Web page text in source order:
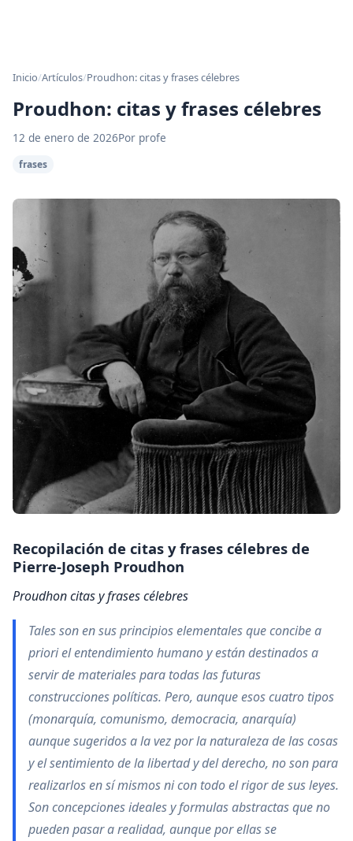
Inicio/Artículos/Proudhon: citas y frases célebres
Proudhon: citas y frases célebres
12 de enero de 2026Por profe
frases
Recopilación de citas yfrases célebres de
Pierre-Joseph Proudhon
Proudhon citas y frases célebres
Tales son en sus principios elementales que concibe a
priori el entendimiento humano y están destinados a
servir de materiales para todas las futuras
construcciones políticas. Pero, aunque esos cuatro tipos
(monarquía, comunismo, democracia, anarquía)
aunque sugeridos a la vez por la naturaleza de las cosas
y el sentimiento de la libertad y del derecho, no son para
realizarlos en sí mismos ni con todo el rigor de sus leyes.
Son concepciones ideales y formulas abstractas que no
pueden pasar a realidad, aunque por ellas se